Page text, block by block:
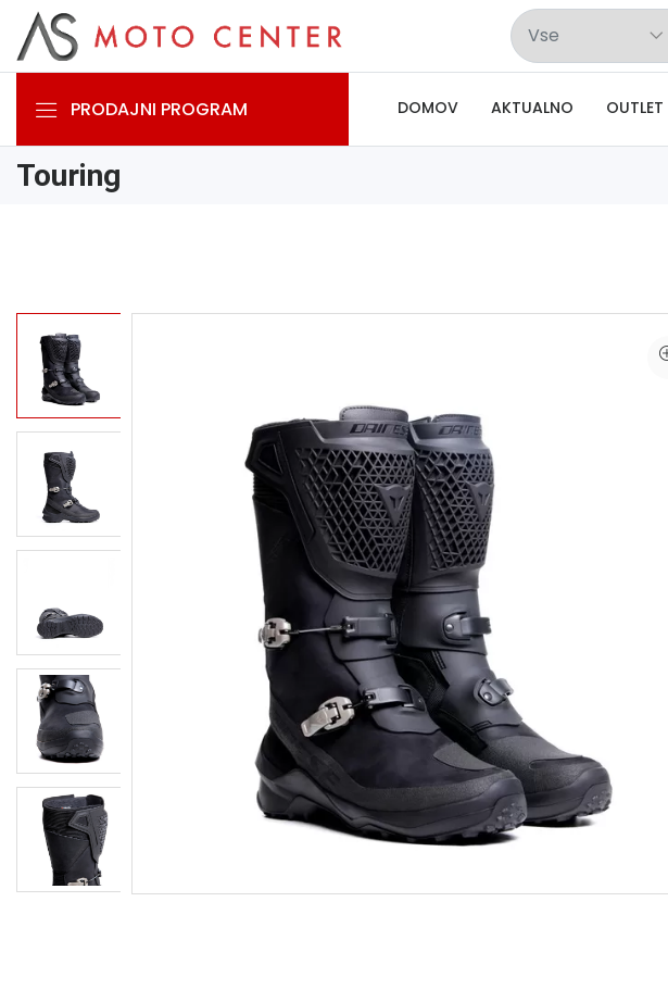
PRODAJNI PROGRAM DOMOV AKTUALNO OUTLET
Touring